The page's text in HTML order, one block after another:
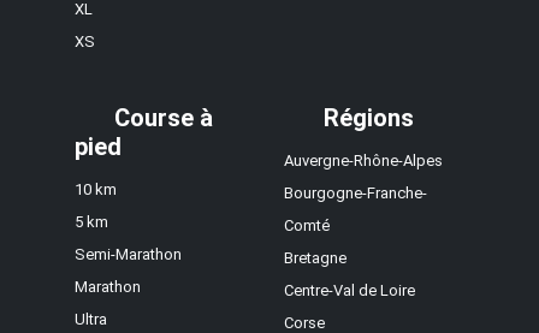
XL
XS
Course à
pied
10 km
5 km
Semi-Marathon
Marathon
Ultra
Régions
Auvergne-Rhône-Alpes
Bourgogne-Franche-
Comté
Bretagne
Centre-Val de Loire
Corse